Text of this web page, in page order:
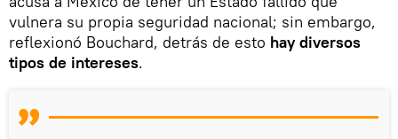
vulnera su propia seguridad nacional; sin embargo,
reflexionó Bouchard, detrás de esto hay diversos
tipos de intereses.